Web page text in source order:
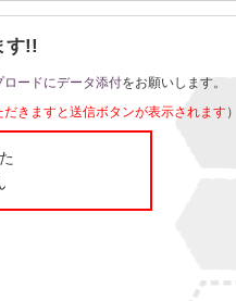
す!!
ロードにデータ添付をお願いします。
きますと送信ボタンが表示されます）